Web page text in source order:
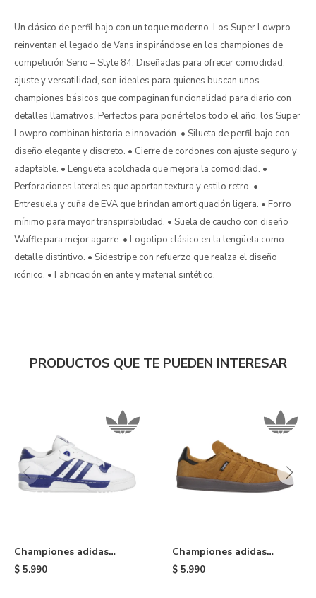
Un clásico de perfil bajo con un toque moderno. Los Super Lowpro
reinventan el legado de Vans inspirándose en los championes de
competición Serio – Style 84. Diseñadas para ofrecer comodidad,
ajuste y versatilidad, son ideales para quienes buscan unos
championes básicos que compaginan funcionalidad para diario con
detalles llamativos. Perfectos para ponértelos todo el año, los Super
Lowpro combinan historia e innovación. • Silueta de perfil bajo con
diseño elegante y discreto. • Cierre de cordones con ajuste seguro y
adaptable. • Lengüeta acolchada que mejora la comodidad. •
Perforaciones laterales que aportan textura y estilo retro. •
Entresuela y cuña de EVA que brindan amortiguación ligera. • Forro
mínimo para mayor transpirabilidad. • Suela de caucho con diseño
Waffle para mejor agarre. • Logotipo clásico en la lengüeta como
detalle distintivo. • Sidestripe con refuerzo que realza el diseño
icónico. • Fabricación en ante y material sintético.
PRODUCTOS QUE TE PUEDEN INTERESAR
Championes adidas
Rivalry Low - Blue/white
$ 5.990
Championes adidas
Campus ADV - Brown
$ 5.990